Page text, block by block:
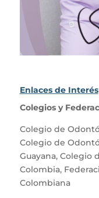
Enlaces de Interés
Colegios y
Colegio de
Colegio de
Guayana, Colegio
Colombia,
Colombiana